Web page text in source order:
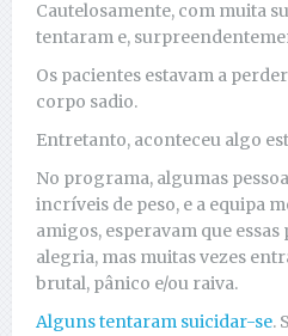
Cautelosamente, com muita
tentaram e,
Os pacientes estavam a
corpo sadio.
Entretanto, aconteceu algo
No programa, algumas
incríveis de peso, e a equipa
amigos, esperavam que
alegria, mas muitas vezes
brutal, pânico e/ou raiva.
Alguns tentaram suicidar-se.